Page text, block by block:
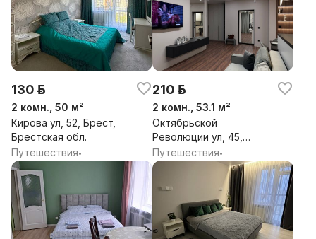
130 р.
2 комн., 50 м²
Кирова ул, 52, Брест,
Брестская обл.
Путешествия•
210 р.
2 комн., 53.1 м²
Октябрьской
Революции ул, 45,
Брест, Брестская обл.
Путешествия•